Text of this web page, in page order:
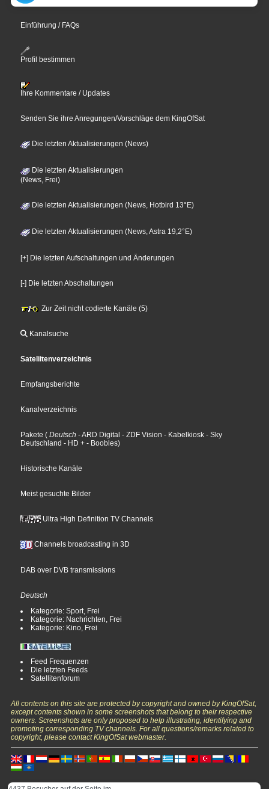
Einführung / FAQs
Profil bestimmen
Ihre Kommentare / Updates
Senden Sie ihre Anregungen/Vorschläge dem KingOfSat
Die letzten Aktualisierungen (News)
Die letzten Aktualisierungen
(News, Frei)
Die letzten Aktualisierungen (News, Hotbird 13°E)
Die letzten Aktualisierungen (News, Astra 19,2°E)
[+] Die letzten Aufschaltungen und Änderungen
[-] Die letzten Abschaltungen
Zur Zeit nicht codierte Kanäle (5)
Kanalsuche
Sateliitenverzeichnis
Empfangsberichte
Kanalverzeichnis
Pakete ( Deutsch - ARD Digital - ZDF Vision - Kabelkiosk - Sky
Deutschland - HD + - Boobles)
Historische Kanäle
Meist gesuchte Bilder
Ultra High Definition TV Channels
Channels broadcasting in 3D
DAB over DVB transmissions
Deutsch
Kategorie: Sport, Frei
Kategorie: Nachrichten, Frei
Kategorie: Kino, Frei
Feed Frequenzen
Die letzten Feeds
Satellitenforum
All contents on this site are protected by copyright and owned by KingOfSat,
except contents shown in some screenshots that belong to their respective
owners. Screenshots are only proposed to help illustrating, identifying and
promoting corresponding TV channels. For all questions/remarks related to
copyright, please contact KingOfSat webmaster.